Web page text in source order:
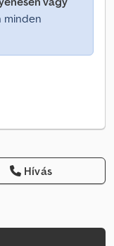
minden
Hívás